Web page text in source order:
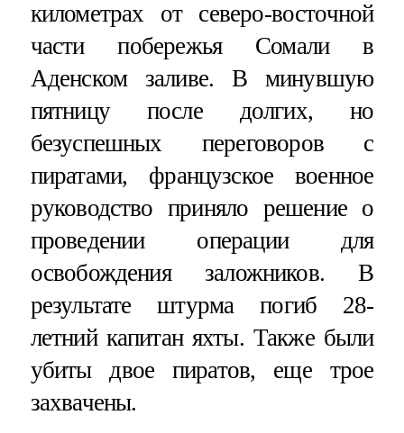
километрах от северо-восточной
части побережья Сомали в
Аденском заливе. В минувшую
пятницу после долгих, но
безуспешных переговоров с
пиратами, французское военное
руководство приняло решение о
проведении операции для
освобождения заложников. В
результате штурма погиб 28-
летний капитан яхты. Также были
убиты двое пиратов, еще трое
захвачены.